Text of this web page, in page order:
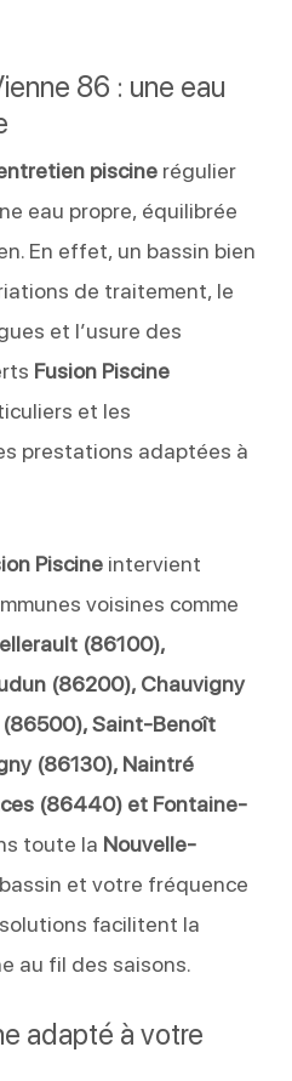
86 : une eau
piscinerégulier
eau propre, équilibrée
En effet, un bassin bien
de traitement, le
et l’usure des
Fusion Piscine
et les
prestations adaptées à
Piscineintervient
voisines comme
(86100),
(86200), Chauvigny
Saint-Benoît
(86130), Naintré
(86440) et Fontaine-
toute la Nouvelle-
et votre fréquence
facilitent la
au fil des saisons.
adapté à votre